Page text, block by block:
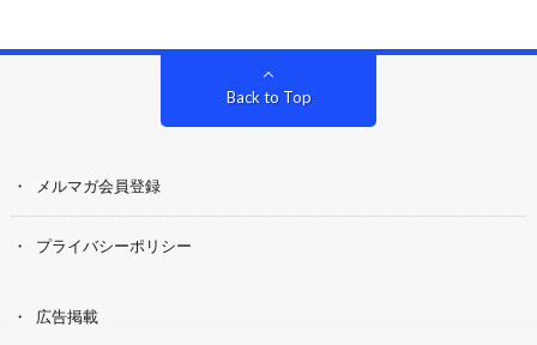
Back to Top
メルマガ会員登録
プライバシーポリシー
広告掲載